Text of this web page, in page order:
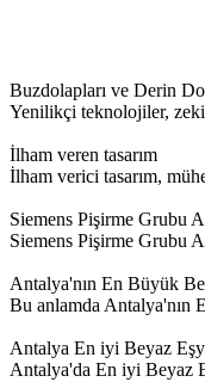
Buzdolapları ve Derin
Yenilikçi teknolojiler, zeki
İlham veren tasarım
İlham verici tasarım,
Siemens Pişirme Grubu
Siemens Pişirme Grubu
Antalya'nın En Büyük
Bu anlamda Antalya'nın
Antalya En iyi Beyaz
Antalya'da En iyi Beyaz